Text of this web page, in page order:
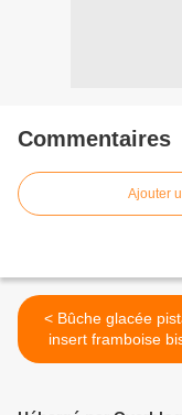
Commentaires
Ajouter
< Bûche glacée pistache
insert framboise
financier pistache